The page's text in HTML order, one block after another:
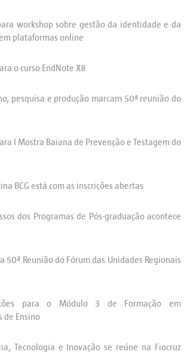
workshop sobre gestão da identidade e da
plataformas online
o curso EndNote X8
pesquisa e produção marcam 50ª reunião do
I Mostra Baiana de Prevenção e Testagem do
BCG está com as inscrições abertas
dos Programas de Pós-graduação acontece
50ª Reunião do Fórum das Unidades Regionais
para o Módulo 3 de Formação em
de Ensino
Tecnologia e Inovação se reúne na Fiocruz